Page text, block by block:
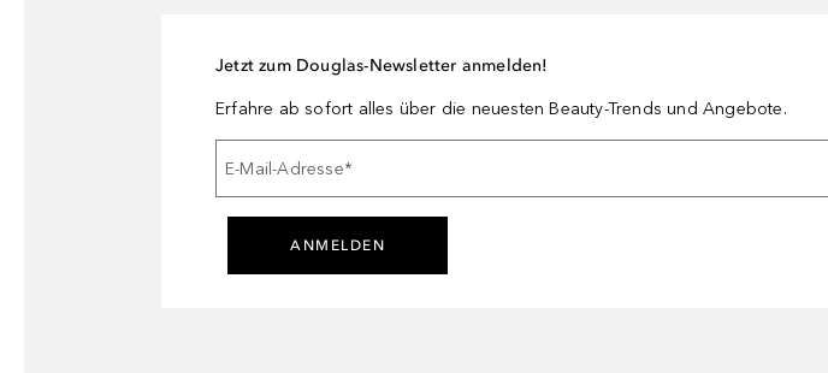
Jetzt zum Douglas-Newsletter anmelden!
Erfahre ab sofort alles über die neuesten Beauty-Trends und Angebote.
E-Mail-Adresse*
ANMELDEN